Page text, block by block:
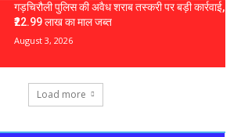
गड़चिरौली पुलिस की अवैध शराब तस्करी पर बड़ी कार्रवाई,
₹22.99 लाख का माल जब्त
August 3, 2026
Load more